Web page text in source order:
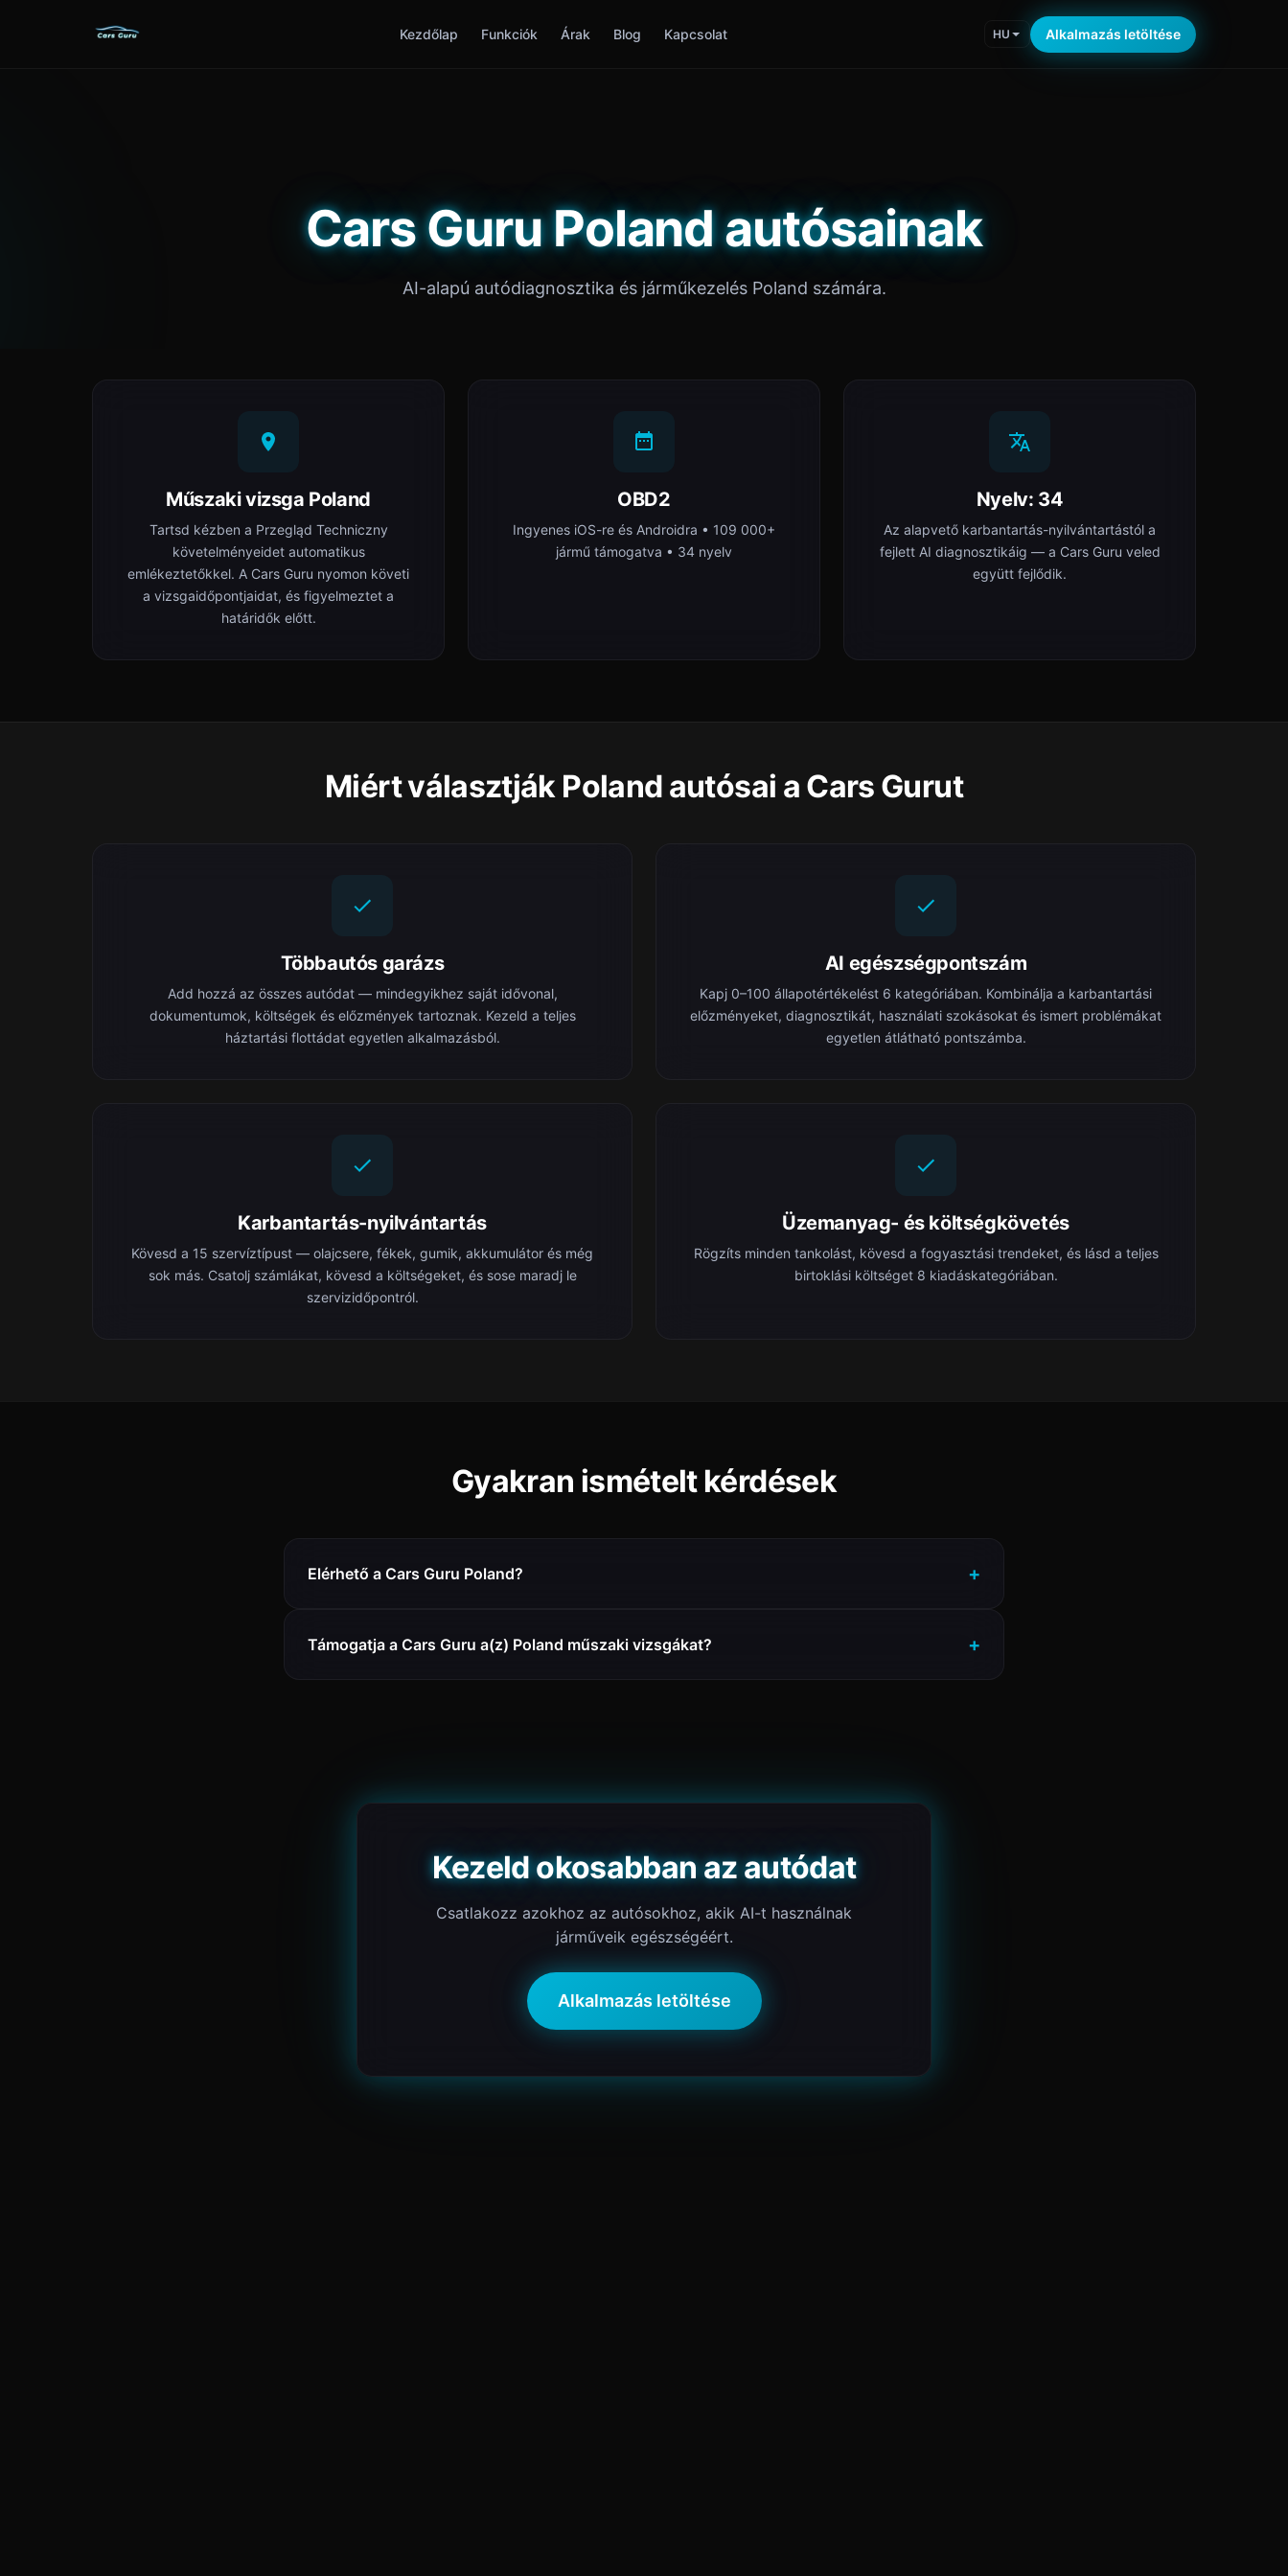
Kezdőlap Funkciók Árak Blog Kapcsolat HU Alkalmazás letöltése
Cars Guru Poland autósainak
AI-alapú autódiagnosztika és járműkezelés Poland számára.
Műszaki vizsga Poland
Tartsd kézben a Przegląd Techniczny
követelményeidet automatikus
emlékeztetőkkel. A Cars Guru nyomon követi
a vizsgaidőpontjaidat, és figyelmeztet a
határidők előtt.
OBD2
Ingyenes iOS-re és Androidra • 109 000+
jármű támogatva • 34 nyelv
Nyelv: 34
Az alapvető karbantartás-nyilvántartástól a
fejlett AI diagnosztikáig — a Cars Guru veled
együtt fejlődik.
Miért választják Poland autósai a Cars Gurut
Többautós garázs
Add hozzá az összes autódat — mindegyikhez saját idővonal,
dokumentumok, költségek és előzmények tartoznak. Kezeld a teljes
háztartási flottádat egyetlen alkalmazásból.
AI egészségpontszám
Kapj 0–100 állapotértékelést 6 kategóriában. Kombinálja a karbantartási
előzményeket, diagnosztikát, használati szokásokat és ismert problémákat
egyetlen átlátható pontszámba.
Karbantartás-nyilvántartás
Kövesd a 15 szervíztípust — olajcsere, fékek, gumik, akkumulátor és még
sok más. Csatolj számlákat, kövesd a költségeket, és sose maradj le
szervizidőpontról.
Üzemanyag- és költségkövetés
Rögzíts minden tankolást, kövesd a fogyasztási trendeket, és lásd a teljes
birtoklási költséget 8 kiadáskategóriában.
Gyakran ismételt kérdések
Elérhető a Cars Guru Poland?
Támogatja a Cars Guru a(z) Poland műszaki vizsgákat?
Kezeld okosabban az autódat
Csatlakozz azokhoz az autósokhoz, akik AI-t használnak
járműveik egészségéért.
Alkalmazás letöltése